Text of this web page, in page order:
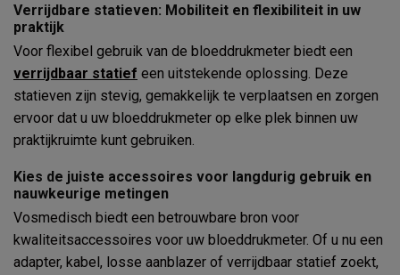
Verrijdbare statieven: Mobiliteit en flexibiliteit in uw
praktijk
Voor flexibel gebruik van de bloeddrukmeter biedt een
verrijdbaar statief een uitstekende oplossing. Deze
statieven zijn stevig, gemakkelijk te verplaatsen en zorgen
ervoor dat u uw bloeddrukmeter op elke plek binnen uw
praktijkruimte kunt gebruiken.
Kies de juiste accessoires voor langdurig gebruik en
nauwkeurige metingen
Vosmedisch biedt een betrouwbare bron voor
kwaliteitsaccessoires voor uw bloeddrukmeter. Of u nu een
adapter, kabel, losse aanblazer of verrijdbaar statief zoekt,